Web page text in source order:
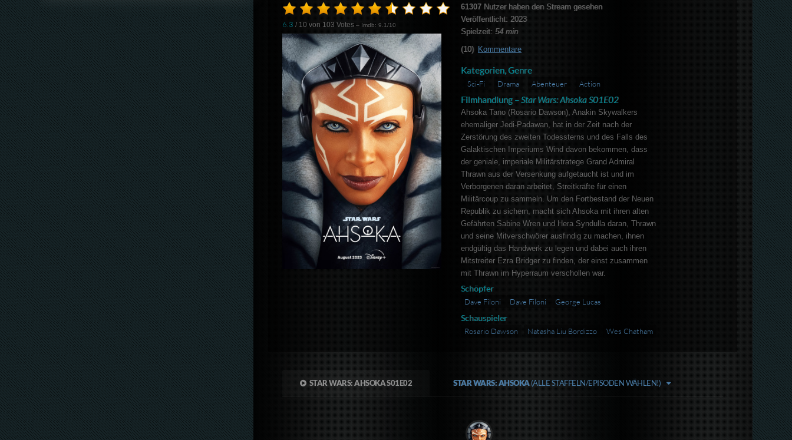
6.3 / 10 von 103 Votes – Imdb: 9.1/10
61307Nutzer haben den Stream gesehen
Veröffentlicht: 2023
Spielzeit: 54 min
(10) Kommentare
Kategorien, Genre
Sci-Fi Drama Abenteuer Action
Filmhandlung –Star Wars: Ahsoka S01E02
Ahsoka Tano (Rosario Dawson), Anakin Skywalkers
ehemaliger Jedi-Padawan, hat in der Zeit nach der
Zerstörung des zweiten Todessterns und des Falls des
Galaktischen Imperiums Wind davon bekommen, dass
der geniale, imperiale Militärstratege Grand Admiral
Thrawn aus der Versenkung aufgetaucht ist und im
Verborgenen daran arbeitet, Streitkräfte für einen
Militärcoup zu sammeln. Um den Fortbestand der Neuen
Republik zu sichern, macht sich Ahsoka mit ihren alten
Gefährten Sabine Wren und Hera Syndulla daran, Thrawn
und seine Mitverschwörer ausfindig zu machen, ihnen
endgültig das Handwerk zu legen und dabei auch ihren
Mitstreiter Ezra Bridger zu finden, der einst zusammen
mit Thrawn im Hyperraum verschollen war.
Schöpfer
Dave Filoni Dave Filoni George Lucas
Schauspieler
Rosario Dawson Natasha Liu Bordizzo Wes Chatham
STAR WARS: AHSOKA S01E02 STAR WARS: AHSOKA(ALLE STAFFELN/EPISODEN WÄHLEN!)